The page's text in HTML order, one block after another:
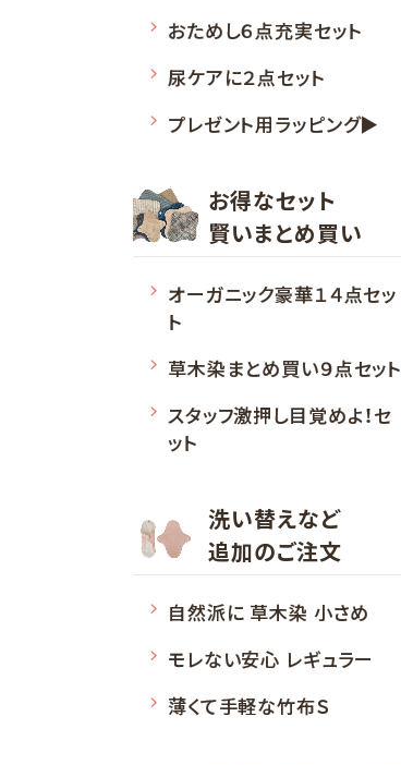
おためし６点充実セット
尿ケアに２点セット
プレゼント用ラッピング▶
お得なセット
賢いまとめ買い
オーガニック豪華１４点セッ
ト
草木染まとめ買い９点セット
スタッフ激押し目覚めよ！セ
ット
洗い替えなど
追加のご注文
自然派に 草木染 小さめ
モレない安心 レギュラー
薄くて手軽な竹布Ｓ